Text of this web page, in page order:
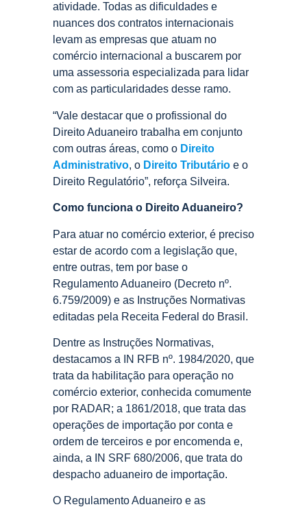
atividade. Todas as dificuldades e
nuances dos contratos internacionais
levam as empresas que atuam no
comércio internacional a buscarem por
uma assessoria especializada para lidar
com as particularidades desse ramo.
“Vale destacar que o profissional do
Direito Aduaneiro trabalha em conjunto
com outras áreas, como o Direito
Administrativo, o Direito Tributário e o
Direito Regulatório”, reforça Silveira.
Como funciona o Direito Aduaneiro?
Para atuar no comércio exterior, é preciso
estar de acordo com a legislação que,
entre outras, tem por base o
Regulamento Aduaneiro (Decreto nº.
6.759/2009) e as Instruções Normativas
editadas pela Receita Federal do Brasil.
Dentre as Instruções Normativas,
destacamos a IN RFB nº. 1984/2020, que
trata da habilitação para operação no
comércio exterior, conhecida comumente
por RADAR; a 1861/2018, que trata das
operações de importação por conta e
ordem de terceiros e por encomenda e,
ainda, a IN SRF 680/2006, que trata do
despacho aduaneiro de importação.
O Regulamento Aduaneiro e as